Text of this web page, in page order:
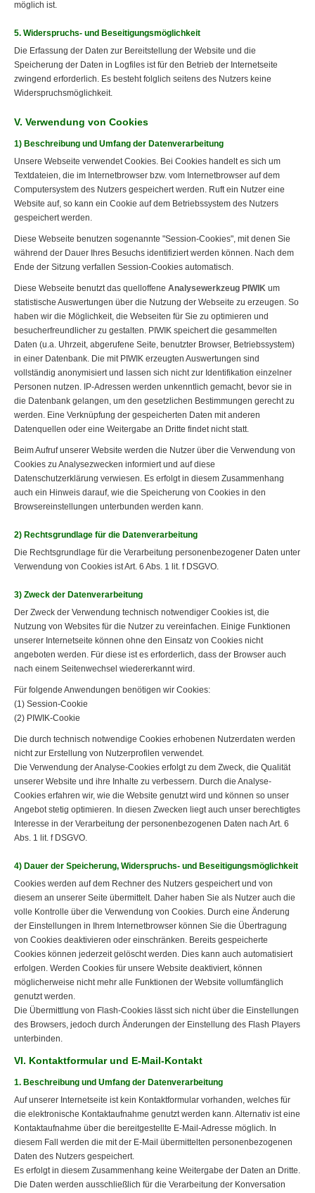
möglich ist.
5. Widerspruchs- und Beseitigungsmöglichkeit
Die Erfassung der Daten zur Bereitstellung der Website und die
Speicherung der Daten in Logfiles ist für den Betrieb der Internetseite
zwingend erforderlich. Es besteht folglich seitens des Nutzers keine
Widerspruchsmöglichkeit.
V. Verwendung von Cookies
1) Beschreibung und Umfang der Datenverarbeitung
Unsere Webseite verwendet Cookies. Bei Cookies handelt es sich um
Textdateien, die im Internetbrowser bzw. vom Internetbrowser auf dem
Computersystem des Nutzers gespeichert werden. Ruft ein Nutzer eine
Website auf, so kann ein Cookie auf dem Betriebssystem des Nutzers
gespeichert werden.
Diese Webseite benutzen sogenannte "Session-Cookies", mit denen Sie
während der Dauer Ihres Besuchs identifiziert werden können. Nach dem
Ende der Sitzung verfallen Session-Cookies automatisch.
Diese Webseite benutzt das quelloffene Analysewerkzeug PIWIK um
statistische Auswertungen über die Nutzung der Webseite zu erzeugen. So
haben wir die Möglichkeit, die Webseiten für Sie zu optimieren und
besucherfreundlicher zu gestalten. PIWIK speichert die gesammelten
Daten (u.a. Uhrzeit, abgerufene Seite, benutzter Browser, Betriebssystem)
in einer Datenbank. Die mit PIWIK erzeugten Auswertungen sind
vollständig anonymisiert und lassen sich nicht zur Identifikation einzelner
Personen nutzen. IP-Adressen werden unkenntlich gemacht, bevor sie in
die Datenbank gelangen, um den gesetzlichen Bestimmungen gerecht zu
werden. Eine Verknüpfung der gespeicherten Daten mit anderen
Datenquellen oder eine Weitergabe an Dritte findet nicht statt.
Beim Aufruf unserer Website werden die Nutzer über die Verwendung von
Cookies zu Analysezwecken informiert und auf diese
Datenschutzerklärung verwiesen. Es erfolgt in diesem Zusammenhang
auch ein Hinweis darauf, wie die Speicherung von Cookies in den
Browsereinstellungen unterbunden werden kann.
2) Rechtsgrundlage für die Datenverarbeitung
Die Rechtsgrundlage für die Verarbeitung personenbezogener Daten unter
Verwendung von Cookies ist Art. 6 Abs. 1 lit. f DSGVO.
3) Zweck der Datenverarbeitung
Der Zweck der Verwendung technisch notwendiger Cookies ist, die
Nutzung von Websites für die Nutzer zu vereinfachen. Einige Funktionen
unserer Internetseite können ohne den Einsatz von Cookies nicht
angeboten werden. Für diese ist es erforderlich, dass der Browser auch
nach einem Seitenwechsel wiedererkannt wird.
Für folgende Anwendungen benötigen wir Cookies:
(1) Session-Cookie
(2) PIWIK-Cookie
Die durch technisch notwendige Cookies erhobenen Nutzerdaten werden
nicht zur Erstellung von Nutzerprofilen verwendet.
Die Verwendung der Analyse-Cookies erfolgt zu dem Zweck, die Qualität
unserer Website und ihre Inhalte zu verbessern. Durch die Analyse-
Cookies erfahren wir, wie die Website genutzt wird und können so unser
Angebot stetig optimieren. In diesen Zwecken liegt auch unser berechtigtes
Interesse in der Verarbeitung der personenbezogenen Daten nach Art. 6
Abs. 1 lit. f DSGVO.
4) Dauer der Speicherung, Widerspruchs- und Beseitigungsmöglichkeit
Cookies werden auf dem Rechner des Nutzers gespeichert und von
diesem an unserer Seite übermittelt. Daher haben Sie als Nutzer auch die
volle Kontrolle über die Verwendung von Cookies. Durch eine Änderung
der Einstellungen in Ihrem Internetbrowser können Sie die Übertragung
von Cookies deaktivieren oder einschränken. Bereits gespeicherte
Cookies können jederzeit gelöscht werden. Dies kann auch automatisiert
erfolgen. Werden Cookies für unsere Website deaktiviert, können
möglicherweise nicht mehr alle Funktionen der Website vollumfänglich
genutzt werden.
Die Übermittlung von Flash-Cookies lässt sich nicht über die Einstellungen
des Browsers, jedoch durch Änderungen der Einstellung des Flash Players
unterbinden.
VI. Kontaktformular und E-Mail-Kontakt
1. Beschreibung und Umfang der Datenverarbeitung
Auf unserer Internetseite ist kein Kontaktformular vorhanden, welches für
die elektronische Kontaktaufnahme genutzt werden kann. Alternativ ist eine
Kontaktaufnahme über die bereitgestellte E-Mail-Adresse möglich. In
diesem Fall werden die mit der E-Mail übermittelten personenbezogenen
Daten des Nutzers gespeichert.
Es erfolgt in diesem Zusammenhang keine Weitergabe der Daten an Dritte.
Die Daten werden ausschließlich für die Verarbeitung der Konversation